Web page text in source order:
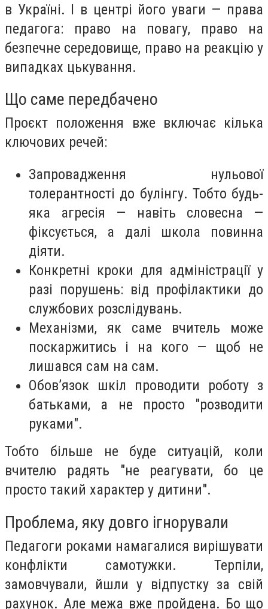
в Україні. І в центрі його уваги — права
педагога: право на повагу, право на
безпечне середовище, право на реакцію у
випадках цькування.
Що саме передбачено
Проєкт положення вже включає кілька
ключових речей:
Запровадження нульової
толерантності до булінгу. Тобто будь-
яка агресія — навіть словесна —
фіксується, а далі школа повинна
діяти.
Конкретні кроки для адміністрації у
разі порушень: від профілактики до
службових розслідувань.
Механізми, як саме вчитель може
поскаржитись і на кого — щоб не
лишався сам на сам.
Обов’язок шкіл проводити роботу з
батьками, а не просто "розводити
руками".
Тобто більше не буде ситуацій, коли
вчителю радять "не реагувати, бо це
просто такий характер у дитини".
Проблема, яку довго ігнорували
Педагоги роками намагалися вирішувати
конфлікти самотужки. Терпіли,
замовчували, йшли у відпустку за свій
рахунок. Але межа вже пройдена. Бо що